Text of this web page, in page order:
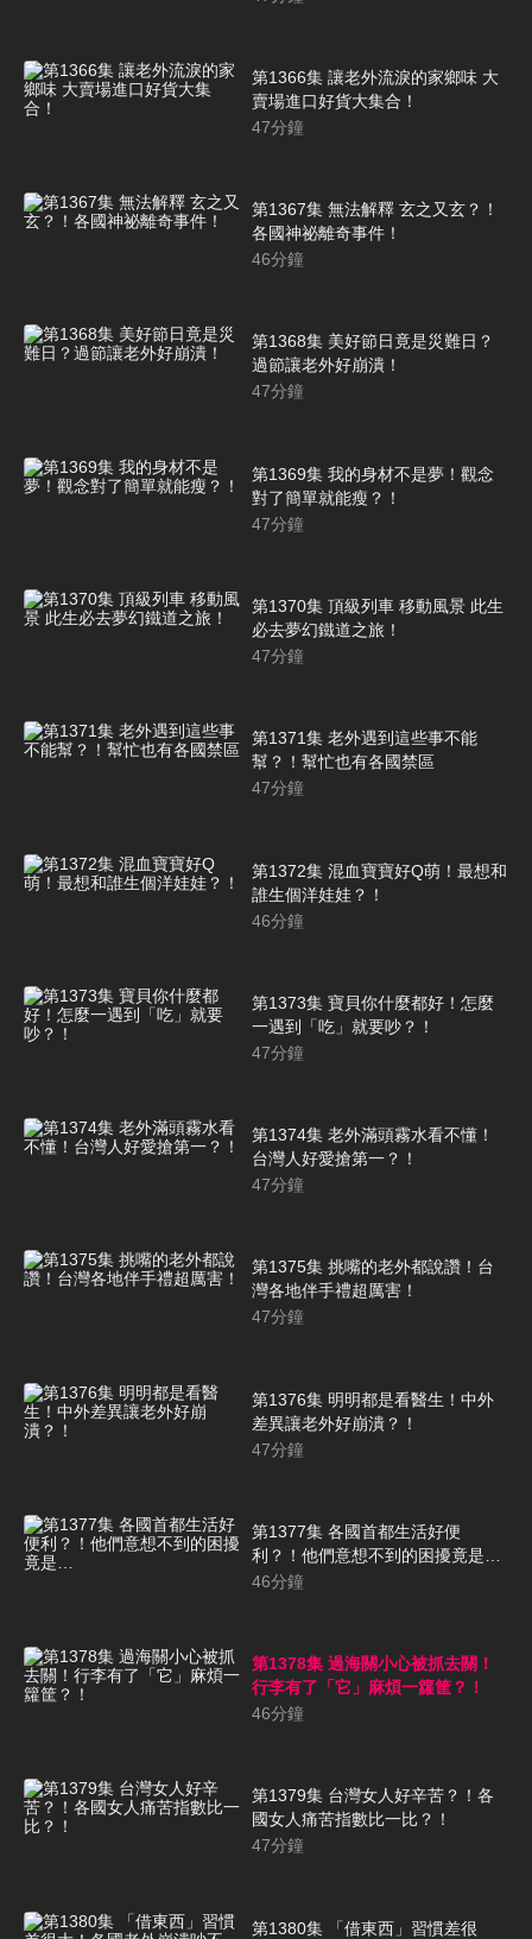
第1366集 讓老外流淚的家鄉味 大
賣場進口好貨大集合！
47分鐘
第1367集 無法解釋 玄之又玄？！
各國神祕離奇事件！
46分鐘
第1368集 美好節日竟是災難日？
過節讓老外好崩潰！
47分鐘
第1369集 我的身材不是夢！觀念
對了簡單就能瘦？！
47分鐘
第1370集 頂級列車 移動風景 此生
必去夢幻鐵道之旅！
47分鐘
第1371集 老外遇到這些事不能
幫？！幫忙也有各國禁區
47分鐘
第1372集 混血寶寶好Q萌！最想和
誰生個洋娃娃？！
46分鐘
第1373集 寶貝你什麼都好！怎麼
一遇到「吃」就要吵？！
47分鐘
第1374集 老外滿頭霧水看不懂！
台灣人好愛搶第一？！
47分鐘
第1375集 挑嘴的老外都說讚！台
灣各地伴手禮超厲害！
47分鐘
第1376集 明明都是看醫生！中外
差異讓老外好崩潰？！
47分鐘
第1377集 各國首都生活好便
利？！他們意想不到的困擾竟是…
46分鐘
第1378集 過海關小心被抓去關！
行李有了「它」麻煩一籮筐？！
46分鐘
第1379集 台灣女人好辛苦？！各
國女人痛苦指數比一比？！
47分鐘
第1380集 「借東西」習慣差很